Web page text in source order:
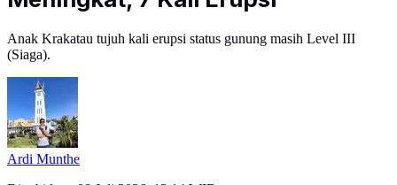
Anak Krakatau tujuh kali erupsi status gunung masih Level III
(Siaga).
Ardi Munthe